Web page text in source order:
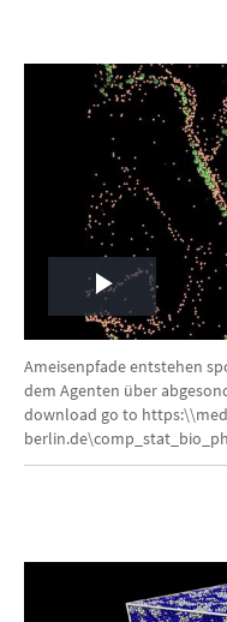
Play
Video
Ameisenpfade entstehen
dem Agenten über
download go to